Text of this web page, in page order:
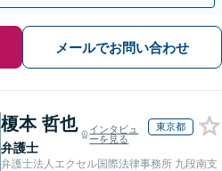
メールでお問い合わせ
榎本 哲也
弁護士
インタビュ
ーを見る
東京都
弁護士法人エクセル国際法律事務所 九段南支